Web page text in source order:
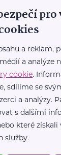
postižením
bourat
pro
a reklam,
a analýze
cookie.
sdílíme se
a analýzy.
s dalšími
které získali
služby.